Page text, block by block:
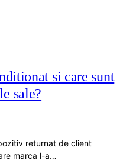
si care sunt
sale?
returnat de client
marca l-a…